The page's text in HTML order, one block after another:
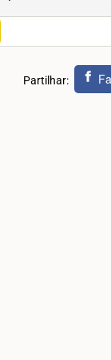
Partilhar: